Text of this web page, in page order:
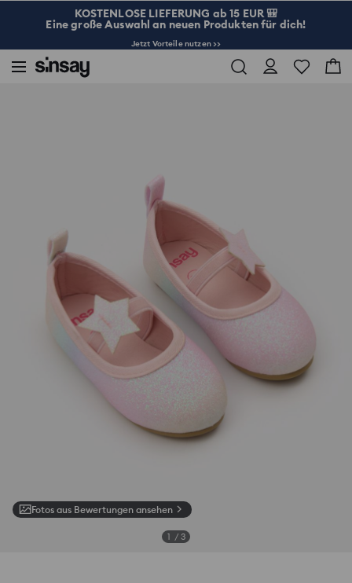
KOSTENLOSE LIEFERUNG ab 15 EUR 🎒
Eine große Auswahl an neuen Produkten für dich!
Jetzt Vorteile nutzen >>
Fotos aus Bewertungen ansehen
1 / 3